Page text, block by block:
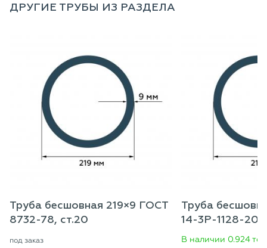
ДРУГИЕ ТРУБЫ ИЗ РАЗДЕЛА
Труба бесшовная 219×9 ГОСТ
8732-78, ст.20
под заказ
Труба
14-3Р-1128-
В наличии 0.924